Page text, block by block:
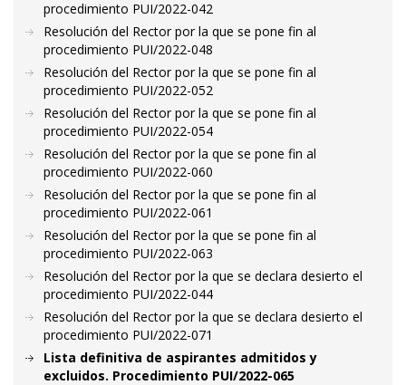
procedimiento PUI/2022-042
Resolución del Rector por la que se pone fin al
procedimiento PUI/2022-048
Resolución del Rector por la que se pone fin al
procedimiento PUI/2022-052
Resolución del Rector por la que se pone fin al
procedimiento PUI/2022-054
Resolución del Rector por la que se pone fin al
procedimiento PUI/2022-060
Resolución del Rector por la que se pone fin al
procedimiento PUI/2022-061
Resolución del Rector por la que se pone fin al
procedimiento PUI/2022-063
Resolución del Rector por la que se declara desierto el
procedimiento PUI/2022-044
Resolución del Rector por la que se declara desierto el
procedimiento PUI/2022-071
Lista definitiva de aspirantes admitidos y
excluidos. Procedimiento PUI/2022-065